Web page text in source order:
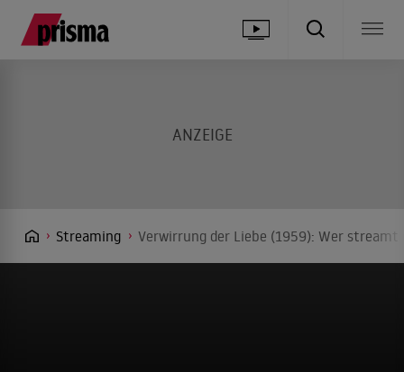
Streaming Verwirrung der Liebe (1959): Wer streamt